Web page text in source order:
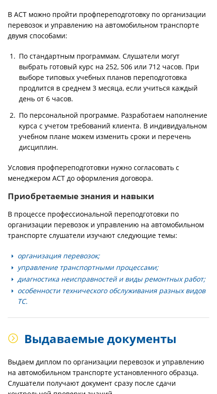
В АСТ можно пройти профпереподготовку по организации
перевозок и управлению на автомобильном транспорте
двумя способами:
По стандартным программам. Слушатели могут
выбрать готовый курс на 252, 506 или 712 часов. При
выборе типовых учебных планов переподготовка
продлится в среднем 3 месяца, если учиться каждый
день от 6 часов.
По персональной программе. Разработаем наполнение
курса с учетом требований клиента. В индивидуальном
учебном плане можем изменить сроки и перечень
дисциплин.
Условия профпереподготовки нужно согласовать с
менеджером АСТ до оформления договора.
Приобретаемые знания и навыки
В процессе профессиональной переподготовки по
организации перевозок и управлению на автомобильном
транспорте слушатели изучают следующие темы:
организация перевозок;
управление транспортными процессами;
диагностика неисправностей и виды ремонтных работ;
особенности технического обслуживания разных видов
ТС.
Выдаваемые документы
Выдаем диплом по организации перевозок и управлению
на автомобильном транспорте установленного образца.
Слушатели получают документ сразу после сдачи